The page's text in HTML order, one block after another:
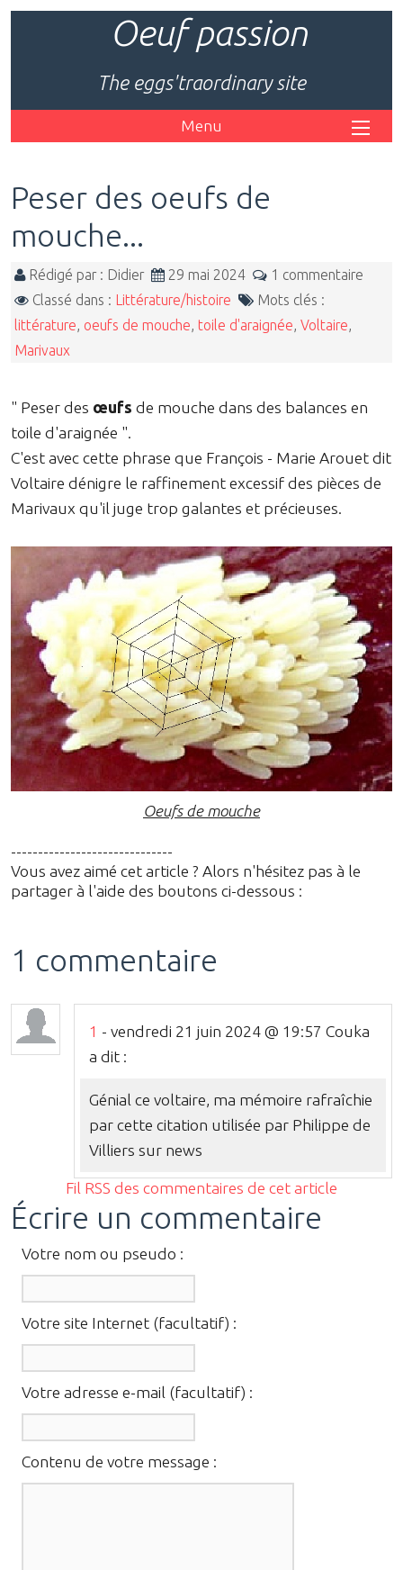
Oeuf passion
The eggs'traordinary site
Menu
Peser des oeufs de
mouche...
Rédigé par : Didier 29 mai 2024
1 commentaire
Classé dans : Littérature/histoire
Mots clés :
littérature oeufs de mouche toile d'araignée Voltaire
Marivaux
" Peser des œufs de mouche dans des balances en
toile d'araignée ".
C'est avec cette phrase que François - Marie Arouet dit
Voltaire dénigre le raffinement excessif des pièces de
Marivaux qu'il juge trop galantes et précieuses.
Oeufs de mouche
------------------------------
Vous avez aimé cet article ? Alors n'hésitez pas à le
partager à l'aide des boutons ci-dessous :
1 commentaire
1 - vendredi 21 juin 2024 @ 19:57 Couka
a dit :
Génial ce voltaire, ma mémoire rafraîchie
par cette citation utilisée par Philippe de
Villiers sur news
Fil RSS des commentaires de cet article
Écrire un commentaire
Votre nom ou pseudo :
Votre site Internet (facultatif) :
Votre adresse e-mail (facultatif) :
Contenu de votre message :